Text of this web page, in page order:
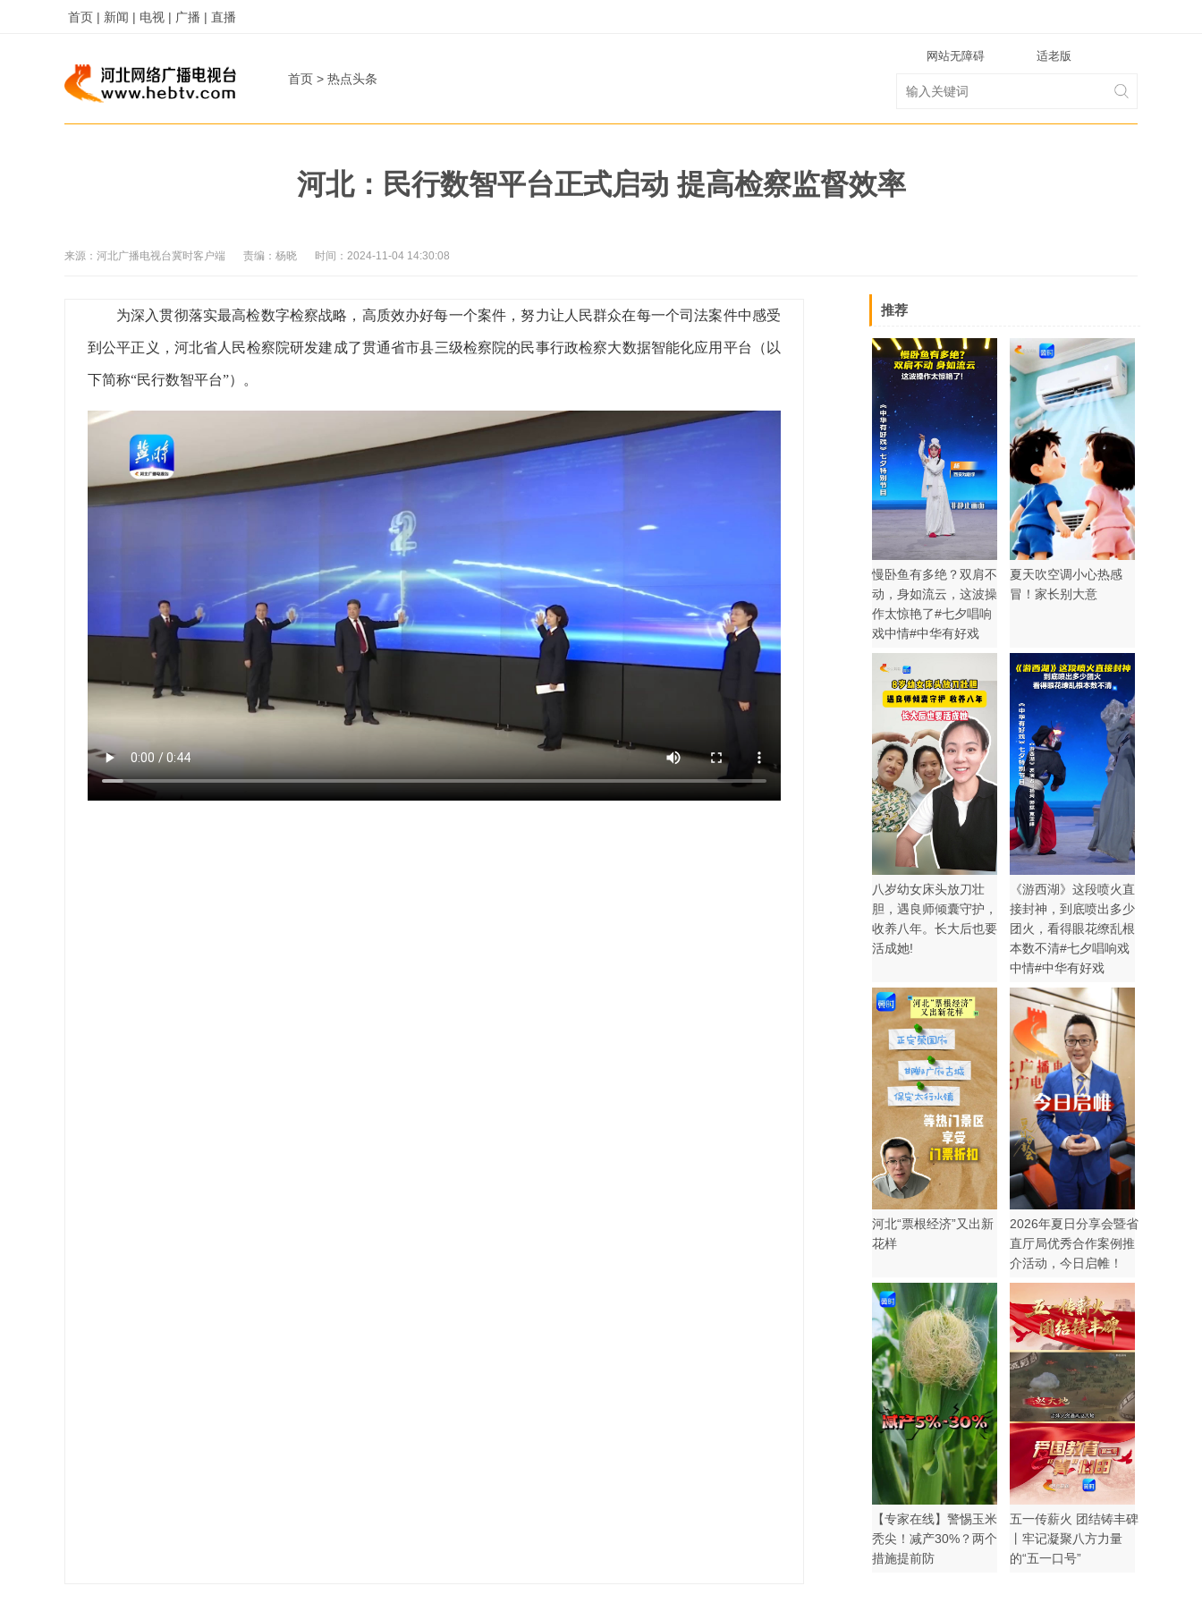
首页 | 新闻 | 电视 | 广播 | 直播
首页 > 热点头条
网站无障碍 适老版
河北：民行数智平台正式启动 提高检察监督效率
来源： 河北广播电视台冀时客户端 责编： 杨晓 时间： 2024-11-04 14:30:08
为深入贯彻落实最高检数字检察战略，高质效办好每一个案件，努力让人民群众在每一个司法案件中感受
到公平正义，河北省人民检察院研发建成了贯通省市县三级检察院的民事行政检察大数据智能化应用平台（以
下简称“民行数智平台”）。
推荐
慢卧鱼有多绝？双肩不
动，身如流云，这波操
作太惊艳了#七夕唱响
戏中情#中华有好戏
夏天吹空调小心热感
冒！家长别大意
八岁幼女床头放刀壮
胆，遇良师倾囊守护，
收养八年。长大后也要
活成她!
《游西湖》这段喷火直
接封神，到底喷出多少
团火，看得眼花缭乱根
本数不清#七夕唱响戏
中情#中华有好戏
河北“票根经济”又出新
花样
2026年夏日分享会暨省
直厅局优秀合作案例推
介活动，今日启帷！
【专家在线】警惕玉米
秃尖！减产30%？两个
措施提前防
五一传薪火 团结铸丰碑
丨牢记凝聚八方力量
的“五一口号”